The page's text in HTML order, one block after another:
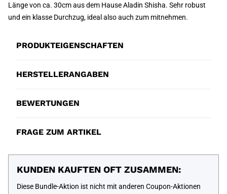
Länge von ca. 30cm aus dem Hause Aladin Shisha. Sehr robust
und ein klasse Durchzug, ideal also auch zum mitnehmen.
PRODUKTEIGENSCHAFTEN
HERSTELLERANGABEN
BEWERTUNGEN
FRAGE ZUM ARTIKEL
KUNDEN KAUFTEN OFT ZUSAMMEN:
Diese Bundle-Aktion ist nicht mit anderen Coupon-Aktionen